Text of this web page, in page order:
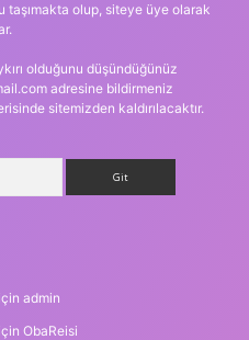
taşımakta olup, siteye üye olarak
olduğunu düşündüğünüz
adresine bildirmeniz
sitemizden kaldırılacaktır.
için admin
için ObaReisi